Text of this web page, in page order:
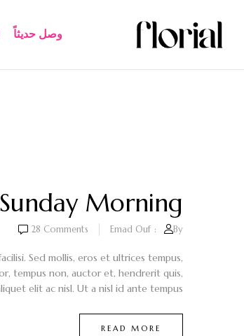
وصل حديثاً
Morning
By:
Emad Ouf
28 Comments
Sed mollis, eros et ultrices tempus,
tempus non, auctor et, hendrerit quis,
elit ac nisl. Ut a nisl id ante tempus...
READ MORE